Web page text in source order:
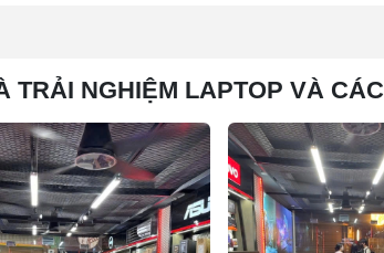
TRẢI NGHIỆM LAPTOP VÀ